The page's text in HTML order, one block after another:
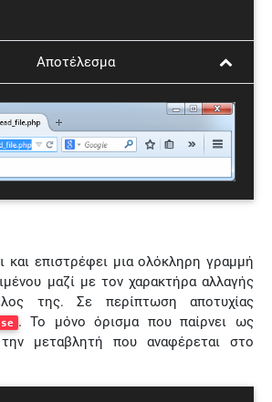
Αποτέλεσμα
και επιστρέφει μια ολόκληρη γραμμή
μαζί με τον χαρακτήρα αλλαγής
της. Σε περίπτωση αποτυχίας
. Το μόνο όρισμα που παίρνει ως
μεταβλητή που αναφέρεται στο